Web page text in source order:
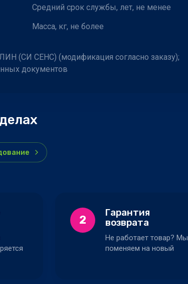
Средний срок службы, лет, не менее
Масса, кг, не более
(СИ СЕНС) (модификация согласно заказу);
документов
2
Гарантия
возврата
Не работает товар? Мы
поменяем на новый